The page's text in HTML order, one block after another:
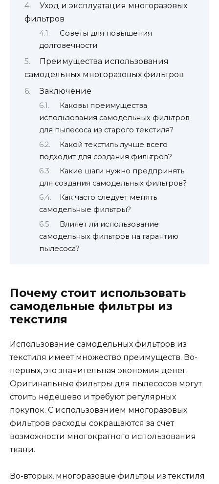
Уход и эксплуатация многоразовых
фильтров
Советы для повышения
долговечности
Преимущества использования
самодельных многоразовых фильтров
Заключение
Каковы преимущества
использования самодельных фильтров
для пылесоса из старого текстиля?
Какой текстиль лучше всего
подходит для создания фильтров?
Какие шаги нужно предпринять
для создания самодельных фильтров?
Как часто следует менять
самодельные фильтры?
Влияет ли использование
самодельных фильтров на гарантию
пылесоса?
Почему стоит использовать
самодельные фильтры из
текстиля
Использование самодельных фильтров из
текстиля имеет множество преимуществ. Во-
первых, это значительная экономия денег.
Оригинальные фильтры для пылесосов могут
стоить недешево и требуют регулярных
покупок. С использованием многоразовых
фильтров расходы сокращаются за счет
возможности многократного использования
ткани.
Во-вторых, многоразовые фильтры из текстиля